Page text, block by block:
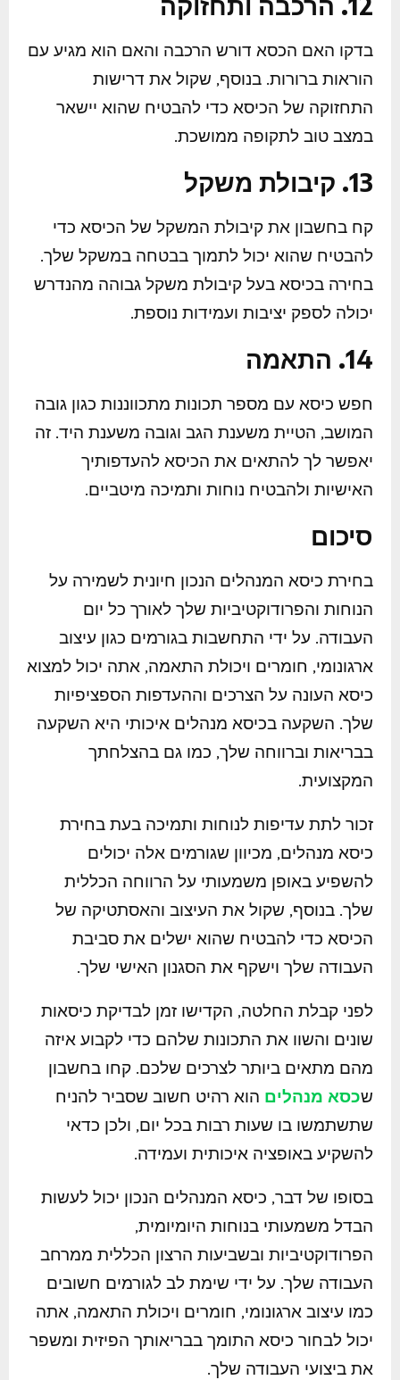
בדקו האם הכסא דורש הרכבה והאם הוא מגיע עם
הוראות ברורות. בנוסף, שקול את דרישות
התחזוקה של הכיסא כדי להבטיח שהוא יישאר
במצב טוב לתקופה ממושכת.
13. קיבולת משקל
קח בחשבון את קיבולת המשקל של הכיסא כדי
להבטיח שהוא יכול לתמוך בבטחה במשקל שלך.
בחירה בכיסא בעל קיבולת משקל גבוהה מהנדרש
יכולה לספק יציבות ועמידות נוספת.
14. התאמה
חפש כיסא עם מספר תכונות מתכווננות כגון גובה
המושב, הטיית משענת הגב וגובה משענת היד. זה
יאפשר לך להתאים את הכיסא להעדפותיך
האישיות ולהבטיח נוחות ותמיכה מיטביים.
סיכום
בחירת כיסא המנהלים הנכון חיונית לשמירה על
הנוחות והפרודוקטיביות שלך לאורך כל יום
העבודה. על ידי התחשבות בגורמים כגון עיצוב
ארגונומי, חומרים ויכולת התאמה, אתה יכול למצוא
כיסא העונה על הצרכים וההעדפות הספציפיות
שלך. השקעה בכיסא מנהלים איכותי היא השקעה
בבריאות וברווחה שלך, כמו גם בהצלחתך
המקצועית.
זכור לתת עדיפות לנוחות ותמיכה בעת בחירת
כיסא מנהלים, מכיוון שגורמים אלה יכולים
להשפיע באופן משמעותי על הרווחה הכללית
שלך. בנוסף, שקול את העיצוב והאסתטיקה של
הכיסא כדי להבטיח שהוא ישלים את סביבת
העבודה שלך וישקף את הסגנון האישי שלך.
לפני קבלת החלטה, הקדישו זמן לבדיקת כיסאות
שונים והשוו את התכונות שלהם כדי לקבוע איזה
מהם מתאים ביותר לצרכים שלכם. קחו בחשבון
שכסא מנהלים הוא רהיט חשוב שסביר להניח
שתשתמשו בו שעות רבות בכל יום, ולכן כדאי
להשקיע באופציה איכותית ועמידה.
בסופו של דבר, כיסא המנהלים הנכון יכול לעשות
הבדל משמעותי בנוחות היומיומית,
הפרודוקטיביות ובשביעות הרצון הכללית ממרחב
העבודה שלך. על ידי שימת לב לגורמים חשובים
כמו עיצוב ארגונומי, חומרים ויכולת התאמה, אתה
יכול לבחור כיסא התומך בבריאותך הפיזית ומשפר
את ביצועי העבודה שלך.